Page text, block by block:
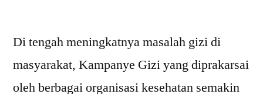
Di tengah meningkatnya masalah gizi di
masyarakat, Kampanye Gizi yang diprakarsai
oleh berbagai organisasi kesehatan semakin